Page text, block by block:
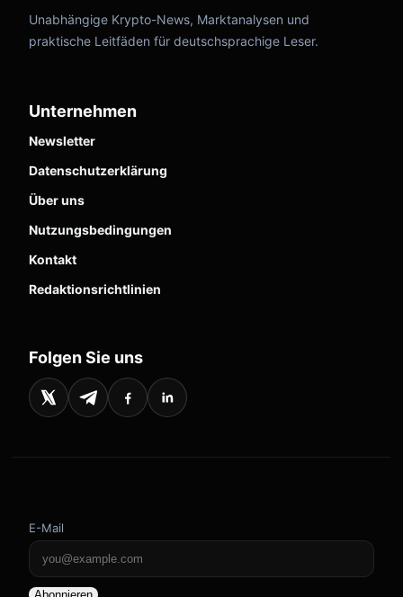
Unabhängige Krypto-News, Marktanalysen und
praktische Leitfäden für deutschsprachige Leser.
Unternehmen
Newsletter
Datenschutzerklärung
Über uns
Nutzungsbedingungen
Kontakt
Redaktionsrichtlinien
Folgen Sie uns
E-Mail